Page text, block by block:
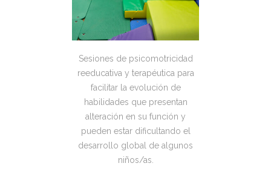
Sesiones de psicomotricidad
reeducativa y terapéutica para
facilitar la evolución de
habilidades que presentan
alteración en su función y
pueden estar dificultando el
desarrollo global de algunos
niños/as.